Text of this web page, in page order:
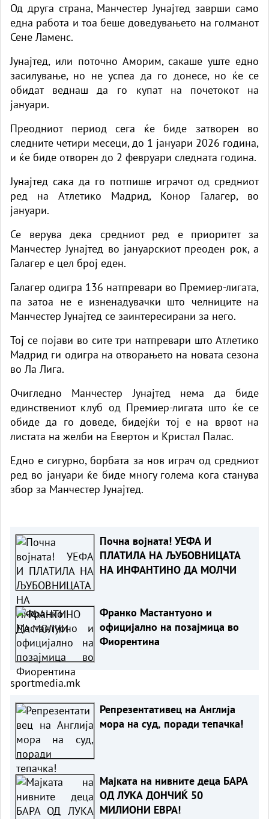
Од друга страна, Манчестер Јунајтед заврши само
една работа и тоа беше доведувањето на голманот
Сене Ламенс.
Јунајтед, или поточно Аморим, сакаше уште едно
засилување, но не успеа да го донесе, но ќе се
обидат веднаш да го купат на почетокот на
јануари.
Преодниот период сега ќе биде затворен во
следните четири месеци, до 1 јануари 2026 година,
и ќе биде отворен до 2 февруари следната година.
Јунајтед сака да го потпише играчот од средниот
ред на Атлетико Мадрид, Конор Галагер, во
јануари.
Се верува дека средниот ред е приоритет за
Манчестер Јунајтед во јануарскиот преоден рок, а
Галагер е цел број еден.
Галагер одигра 136 натпревари во Премиер-лигата,
па затоа не е изненадувачки што челниците на
Манчестер Јунајтед се заинтересирани за него.
Тој се појави во сите три натпревари што Атлетико
Мадрид ги одигра на отворањето на новата сезона
во Ла Лига.
Очигледно Манчестер Јунајтед нема да биде
единствениот клуб од Премиер-лигата што ќе се
обиде да го доведе, бидејќи тој е на врвот на
листата на желби на Евертон и Кристал Палас.
Едно е сигурно, борбата за нов играч од средниот
ред во јануари ќе биде многу голема кога станува
збор за Манчестер Јунајтед.
Почна војната! УЕФА И
ПЛАТИЛА НА ЉУБОВНИЦАТА
НА ИНФАНТИНО ДА МОЛЧИ
Франко Мастантуоно и
официјално на позајмица во
Фиорентина
sportmedia.mk
Репрезентативец на Англија
мора на суд, поради тепачка!
Мајката на нивните деца БАРА
ОД ЛУКА ДОНЧИЌ 50
МИЛИОНИ ЕВРА!